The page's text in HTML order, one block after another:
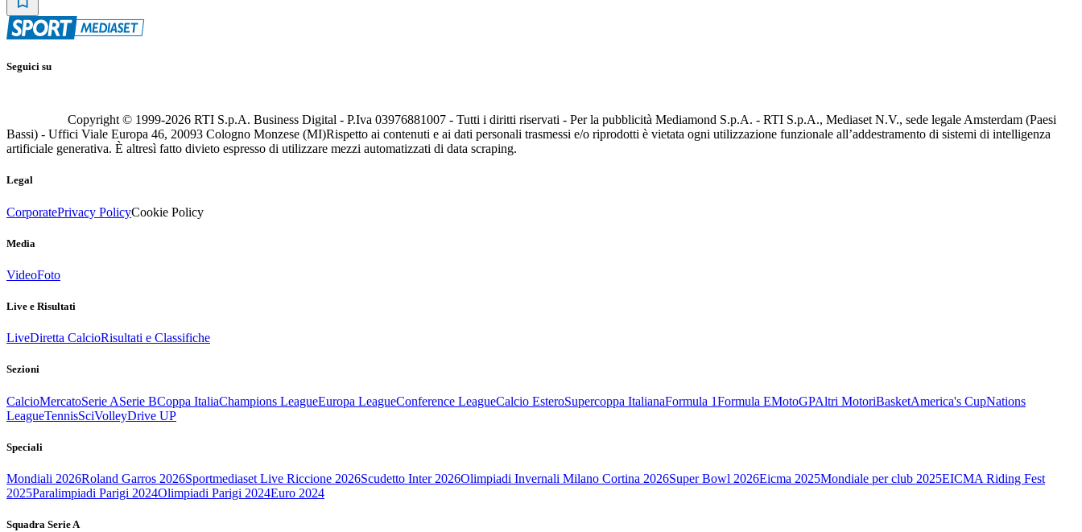
Seguici su
Copyright © 1999-2026 RTI S.p.A. Business Digital - P.Iva 03976881007 - Tutti i diritti riservati - Per la pubblicità Mediamond S.p.A. - RTI S.p.A., Mediaset N.V., sede legale Amsterdam (Paesi
Bassi) - Uffici Viale Europa 46, 20093 Cologno Monzese (MI)Rispetto ai contenuti e ai dati personali trasmessi e/o riprodotti è vietata ogni utilizzazione funzionale all’addestramento di sistemi di intelligenza
artificiale generativa. È altresì fatto divieto espresso di utilizzare mezzi automatizzati di data scraping.
Legal
CorporatePrivacy PolicyCookie Policy
Media
VideoFoto
Live e Risultati
LiveDiretta CalcioRisultati e Classifiche
Sezioni
CalcioMercatoSerie ASerie BCoppa ItaliaChampions LeagueEuropa LeagueConference LeagueCalcio EsteroSupercoppa ItalianaFormula 1Formula EMotoGPAltri MotoriBasketAmerica's CupNations
LeagueTennisSciVolleyDrive UP
Speciali
Mondiali 2026Roland Garros 2026Sportmediaset Live Riccione 2026Scudetto Inter 2026Olimpiadi Invernali Milano Cortina 2026Super Bowl 2026Eicma 2025Mondiale per club 2025EICMA Riding Fest
2025Paralimpiadi Parigi 2024Olimpiadi Parigi 2024Euro 2024
Squadra Serie A